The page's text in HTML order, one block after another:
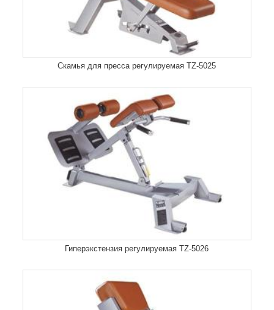
Скамья для пресса регулируемая TZ-5025
Гиперэкстензия регулируемая TZ-5026